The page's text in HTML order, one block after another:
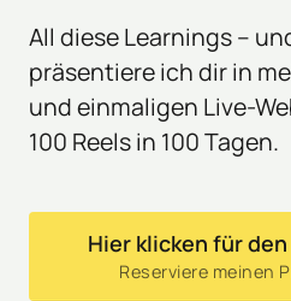
All diese Learnings –
präsentiere ich dir in
und einmaligen Live-
100 Reels in 100 Tagen.
Hier klicken für den
Reserviere meinen